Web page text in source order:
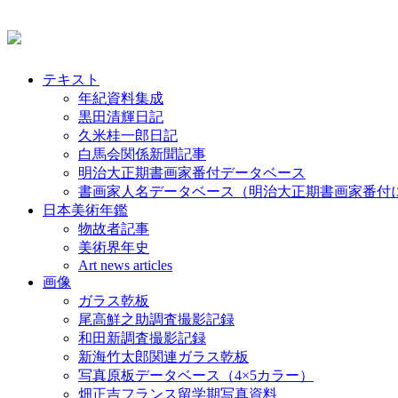
テキスト
年紀資料集成
黒田清輝日記
久米桂一郎日記
白馬会関係新聞記事
明治大正期書画家番付データベース
書画家人名データベース（明治大正期書画家番付
日本美術年鑑
物故者記事
美術界年史
Art news articles
画像
ガラス乾板
尾高鮮之助調査撮影記録
和田新調査撮影記録
新海竹太郎関連ガラス乾板
写真原板データベース（4×5カラー）
畑正吉フランス留学期写真資料